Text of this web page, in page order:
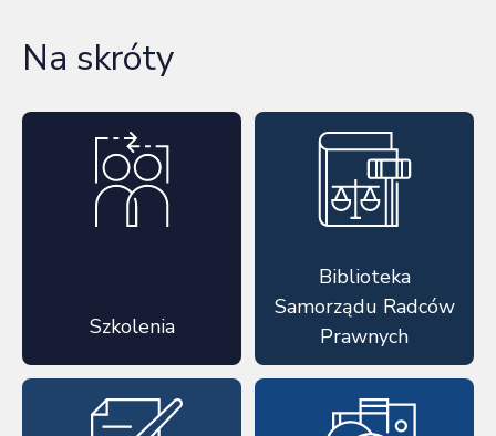
Na skróty
Szkolenia
Biblioteka
Samorządu Radców
Prawnych